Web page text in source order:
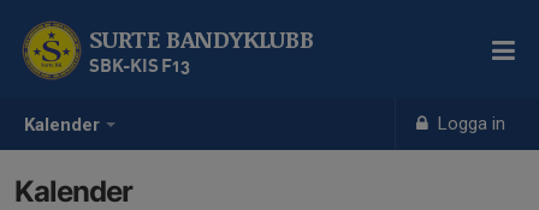
Kalender Logga in
SURTE BANDYKLUBB
SBK-KIS F13
Kalender